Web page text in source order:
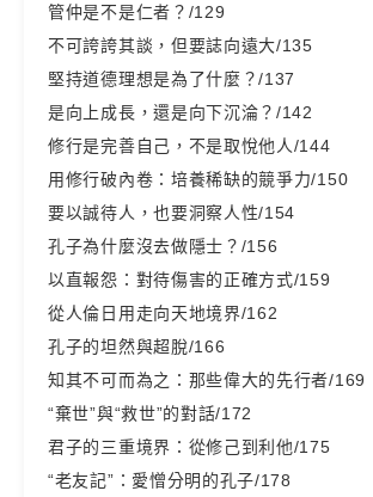
管仲是不是仁者？/129
不可誇誇其談，但要誌向遠大/135
堅持道德理想是為了什麼？/137
是向上成長，還是向下沉淪？/142
修行是完善自己，不是取悅他人/144
用修行破內卷：培養稀缺的競爭力/150
要以誠待人，也要洞察人性/154
孔子為什麼沒去做隱士？/156
以直報怨：對待傷害的正確方式/159
從人倫日用走向天地境界/162
孔子的坦然與超脫/166
知其不可而為之：那些偉大的先行者/169
“棄世”與“救世”的對話/172
君子的三重境界：從修己到利他/175
“老友記”：愛憎分明的孔子/178